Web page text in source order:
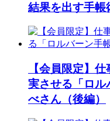
結果を出す手帳
【会員限定】
実させる「ロ
べさん（後編）